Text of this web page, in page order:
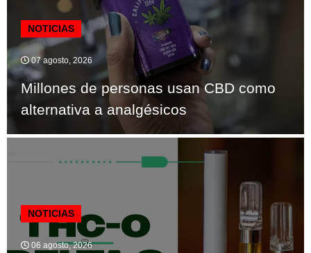
NOTICIAS
07 agosto, 2026
Millones de personas usan CBD como
alternativa a analgésicos
NOTICIAS
06 agosto, 2026